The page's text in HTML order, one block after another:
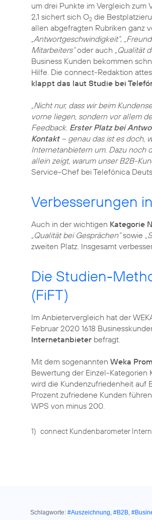
um drei Punkte im Vergleich zum
2,1 sichert sich O2 die
allen abgefragten Rubriken ganz
„Antwortgeschwindigkeit“,
Mitarbeiters“oder auch „Qualität
Business Kunden bekommen
Hilfe. Die connect-Redaktion
klappt das laut Studie bei
„Nicht nur, dass wir beim
vorne liegen, sondern vor allem
Feedback. Erster Platz bei
Kontakt– genau das ist es doch,
Internetanbietern um. Dazu noch
allein zeigt, warum unser B2B-
Verbesserungen
Auch in der wichtigen Kategorie
„Qualität bei Gesprächen“sowie
zweiten Platz. Insgesamt
Die Studien-
(FiFT)
Im Anbietervergleich hat der
Februar 2020 1618
Internetanbieter befragt.
Mit dem sogenannten Weka
Bewertung der Einzel-Kategorien
wird die Kundenzufriedenheit auf
Prozent zufriedene Kunden
WPS von minus 200.
1) connect Kundenbarometer
Schlagworte: #Auszeichnung, #B2B,